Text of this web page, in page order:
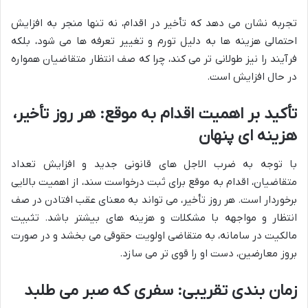
تجربه نشان می دهد که تأخیر در اقدام، نه تنها منجر به افزایش
احتمالی هزینه ها به دلیل تورم و تغییر تعرفه ها می شود، بلکه
فرآیند را نیز طولانی تر می کند، چرا که صف انتظار متقاضیان همواره
در حال افزایش است.
تأکید بر اهمیت اقدام به موقع: هر روز تأخیر،
هزینه ای پنهان
با توجه به ضرب الاجل های قانونی جدید و افزایش تعداد
متقاضیان، اقدام به موقع برای ثبت درخواست سند، از اهمیت بالایی
برخوردار است. هر روز تأخیر، می تواند به معنای عقب افتادن در صف
انتظار و مواجهه با مشکلات و هزینه های بیشتر باشد. تثبیت
مالکیت در سامانه، به متقاضی اولویت حقوقی می بخشد و در صورت
بروز معارضین، دست او را قوی تر می سازد.
زمان بندی تقریبی: سفری که صبر می طلبد